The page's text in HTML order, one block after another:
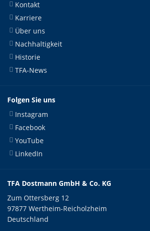
Kontakt
Karriere
Über uns
Nachhaltigkeit
Historie
TFA-News
Folgen Sie uns
Instagram
Facebook
YouTube
LinkedIn
TFA Dostmann GmbH & Co. KG
Zum Ottersberg 12
97877 Wertheim-Reicholzheim
Deutschland